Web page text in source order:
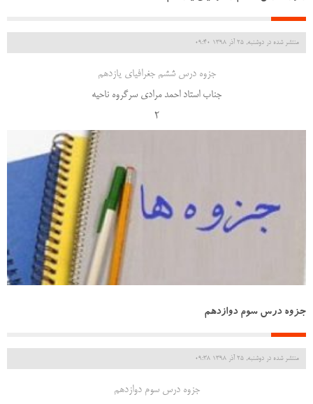
منتشر شده در دوشنبه, 25 آذر 1398 09:40
جزوه درس ششم جغرافیای یازدهم
جناب استاد احمد مرادی سرگروه ناحیه
2
جزوه درس سوم دوازدهم
منتشر شده در دوشنبه, 25 آذر 1398 09:38
جزوه درس سوم دوازدهم